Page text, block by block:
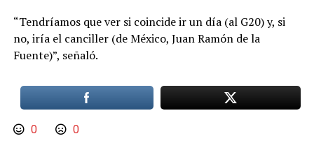
“Tendríamos que ver si coincide ir un día (al G20) y, si
no, iría el canciller (de México, Juan Ramón de la
Fuente)”, señaló.
0 0